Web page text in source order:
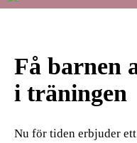
Få barnen
i träningen
Nu för tiden erbjuder